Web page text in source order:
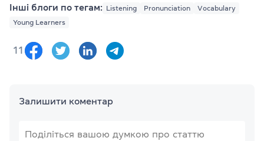
Інші блоги по тегам: Listening Pronunciation
Vocabulary
Young Learners
11
Залишити коментар